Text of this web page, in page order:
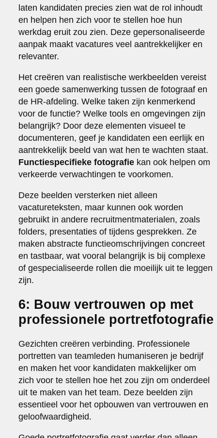
laten kandidaten precies zien wat de rol inhoudt
en helpen hen zich voor te stellen hoe hun
werkdag eruit zou zien. Deze gepersonaliseerde
aanpak maakt vacatures veel aantrekkelijker en
relevanter.
Het creëren van realistische werkbeelden vereist
een goede samenwerking tussen de fotograaf en
de HR-afdeling. Welke taken zijn kenmerkend
voor de functie? Welke tools en omgevingen zijn
belangrijk? Door deze elementen visueel te
documenteren, geef je kandidaten een eerlijk en
aantrekkelijk beeld van wat hen te wachten staat.
Functiespecifieke fotografie kan ook helpen om
verkeerde verwachtingen te voorkomen.
Deze beelden versterken niet alleen
vacatureteksten, maar kunnen ook worden
gebruikt in andere recruitmentmaterialen, zoals
folders, presentaties of tijdens gesprekken. Ze
maken abstracte functieomschrijvingen concreet
en tastbaar, wat vooral belangrijk is bij complexe
of gespecialiseerde rollen die moeilijk uit te leggen
zijn.
6: Bouw vertrouwen op met
professionele portretfotografie
Gezichten creëren verbinding. Professionele
portretten van teamleden humaniseren je bedrijf
en maken het voor kandidaten makkelijker om
zich voor te stellen hoe het zou zijn om onderdeel
uit te maken van het team. Deze beelden zijn
essentieel voor het opbouwen van vertrouwen en
geloofwaardigheid.